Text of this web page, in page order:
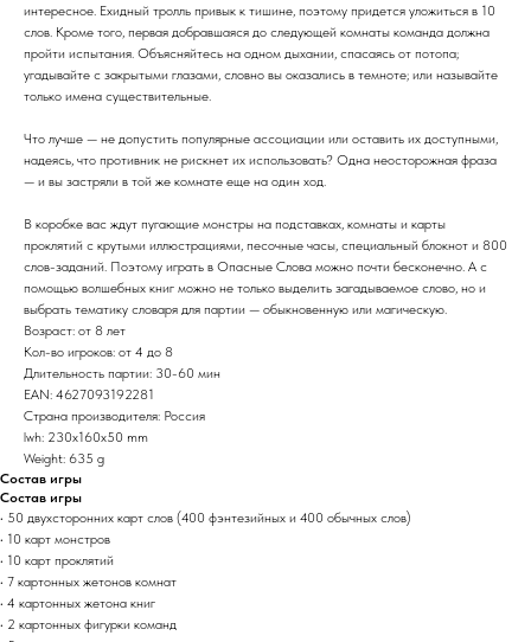
интересное. Ехидный тролль привык к тишине, поэтому придется уложиться в 10
слов. Кроме того, первая добравшаяся до следующей комнаты команда должна
пройти испытания. Объясняйтесь на одном дыхании, спасаясь от потопа;
угадывайте с закрытыми глазами, словно вы оказались в темноте; или называйте
только имена существительные.
Что лучше — не допустить популярные ассоциации или оставить их доступными,
надеясь, что противник не рискнет их использовать? Одна неосторожная фраза
— и вы застряли в той же комнате еще на один ход.
В коробке вас ждут пугающие монстры на подставках, комнаты и карты
проклятий с крутыми иллюстрациями, песочные часы, специальный блокнот и 800
слов-заданий. Поэтому играть в Опасные Слова можно почти бесконечно. А с
помощью волшебных книг можно не только выделить загадываемое слово, но и
выбрать тематику словаря для партии — обыкновенную или магическую.
Возраст: от 8 лет
Кол-во игроков: от 4 до 8
Длительность партии: 30-60 мин
EAN: 4627093192281
Страна производителя: Россия
lwh: 230x160x50 mm
Weight: 635 g
Состав игры
Состав игры
• 50 двухсторонних карт слов (400 фэнтезийных и 400 обычных слов)
• 10 карт монстров
• 10 карт проклятий
• 7 картонных жетонов комнат
• 4 картонных жетона книг
• 2 картонных фигурки команд